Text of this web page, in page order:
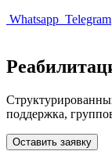
Whatsapp Telegram
поддержка,
Оставить заявку